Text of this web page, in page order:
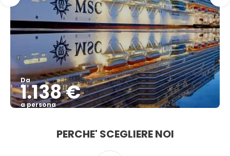
Da
1.138 €
a persona
PERCHE' SCEGLIERE NOI